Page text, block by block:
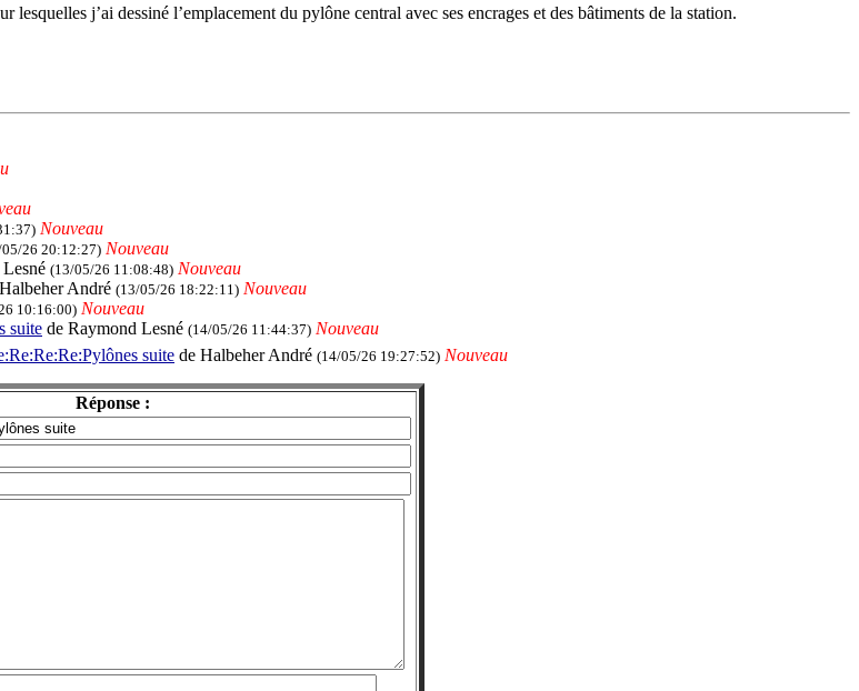
j’ai dessiné l’emplacement du pylône central avec ses encrages et des bâtiments de la station.
Nouveau
26 20:12:27) Nouveau
(13/05/26 11:08:48) Nouveau
André (13/05/26 18:22:11) Nouveau
10:16:00) Nouveau
suite de Raymond Lesné (14/05/26 11:44:37) Nouveau
suite de Halbeher André (14/05/26 19:27:52) Nouveau
Réponse :